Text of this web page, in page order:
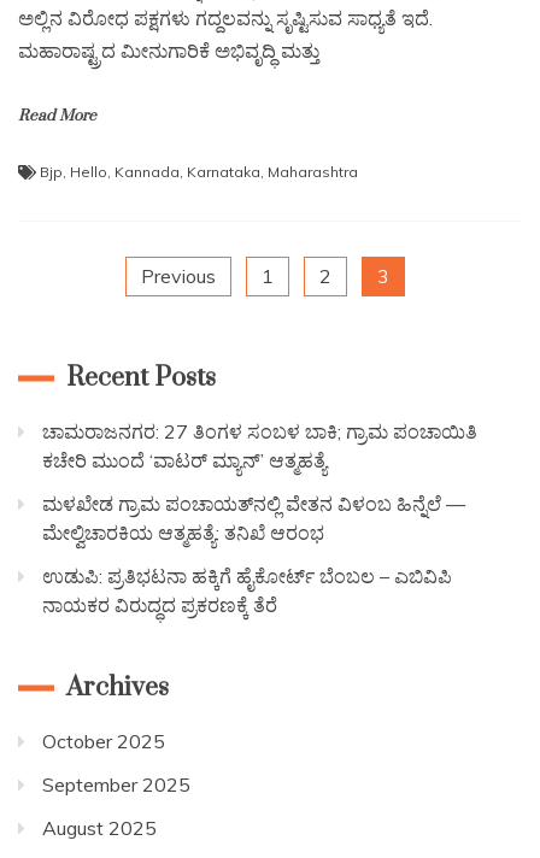
ಅಲ್ಲಿನ ವಿರೋಧ ಪಕ್ಷಗಳು ಗದ್ದಲವನ್ನು ಸೃಷ್ಟಿಸುವ ಸಾಧ್ಯತೆ ಇದೆ.
ಮಹಾರಾಷ್ಟ್ರದ ಮೀನುಗಾರಿಕೆ ಅಭಿವೃದ್ಧಿ ಮತ್ತು
Read More
Bjp, Hello, Kannada, Karnataka, Maharashtra
Previous 1 2 3
Recent Posts
ಚಾಮರಾಜನಗರ: 27 ತಿಂಗಳ ಸಂಬಳ ಬಾಕಿ; ಗ್ರಾಮ ಪಂಚಾಯಿತಿ
ಕಚೇರಿ ಮುಂದೆ ‘ವಾಟರ್ ಮ್ಯಾನ್’ ಆತ್ಮಹತ್ಯೆ
ಮಳಖೇಡ ಗ್ರಾಮ ಪಂಚಾಯತ್‌ನಲ್ಲಿ ವೇತನ ವಿಳಂಬ ಹಿನ್ನೆಲೆ —
ಮೇಲ್ವಿಚಾರಕಿಯ ಆತ್ಮಹತ್ಯೆ: ತನಿಖೆ ಆರಂಭ
ಉಡುಪಿ: ಪ್ರತಿಭಟನಾ ಹಕ್ಕಿಗೆ ಹೈಕೋರ್ಟ್ ಬೆಂಬಲ – ಎಬಿವಿಪಿ
ನಾಯಕರ ವಿರುದ್ಧದ ಪ್ರಕರಣಕ್ಕೆ ತೆರೆ
Archives
October 2025
September 2025
August 2025